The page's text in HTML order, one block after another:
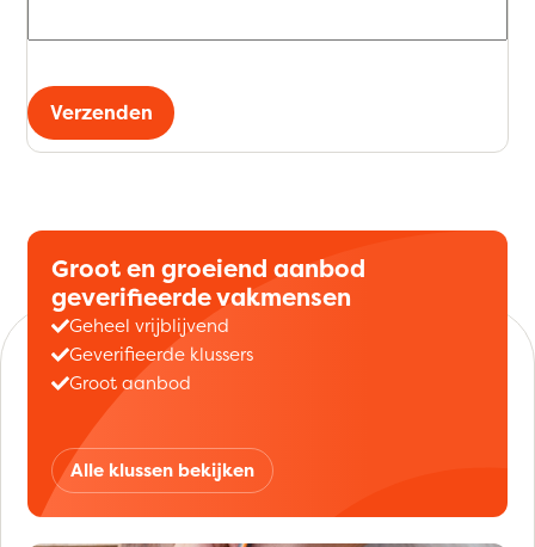
Verzenden
Groot en groeiend aanbod
geverifieerde vakmensen
Geheel vrijblijvend
Geverifieerde klussers
Groot aanbod
Alle klussen bekijken